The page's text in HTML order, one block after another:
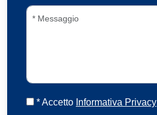
* Accetto Informativa Privacy